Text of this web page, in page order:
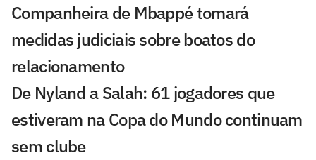
Companheira de Mbappé tomará
medidas judiciais sobre boatos do
relacionamento
De Nyland a Salah: 61 jogadores que
estiveram na Copa do Mundo continuam
sem clube